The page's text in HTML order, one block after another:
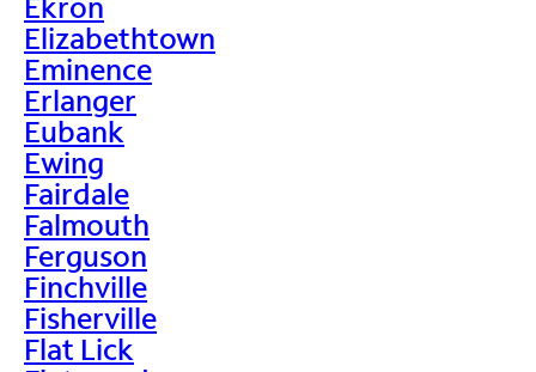
Elizabethtown
Eminence
Erlanger
Eubank
Ewing
Fairdale
Falmouth
Ferguson
Finchville
Fisherville
Flat Lick